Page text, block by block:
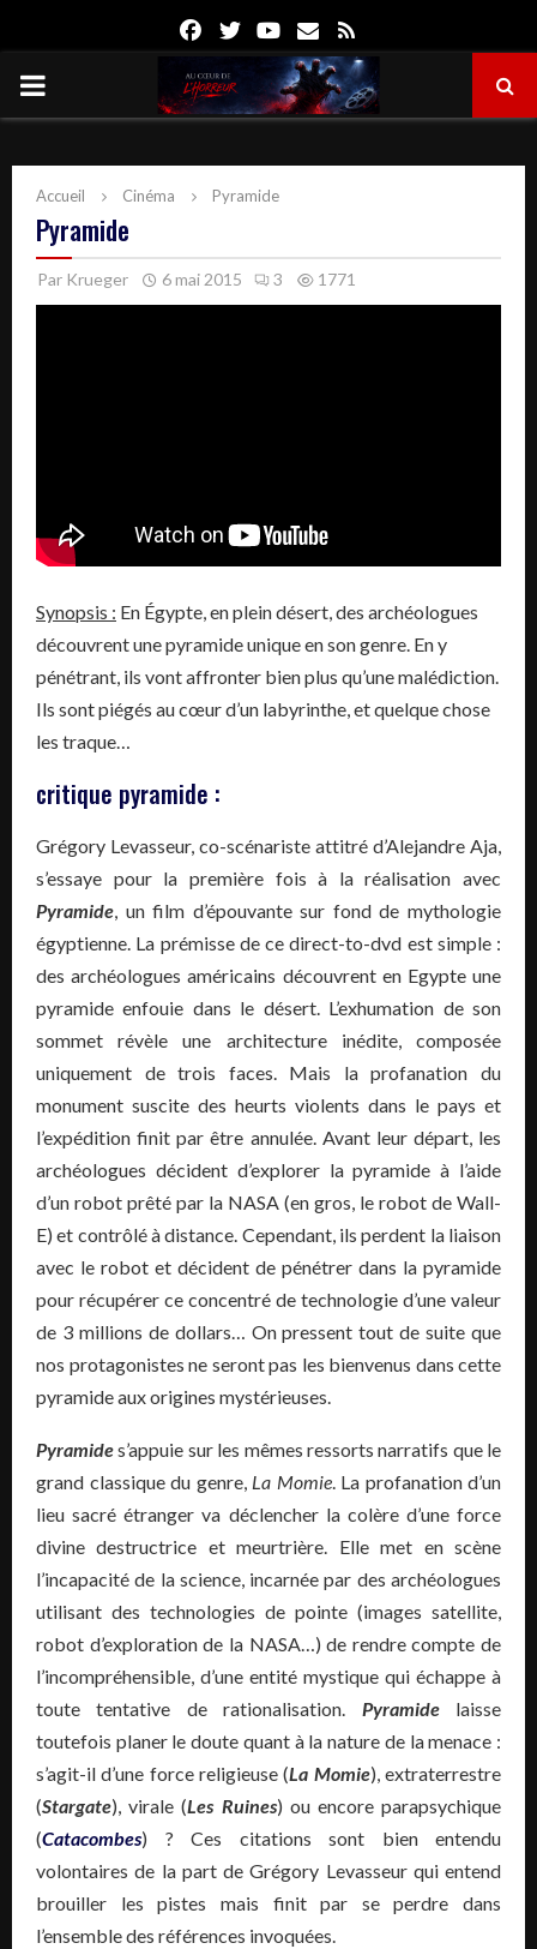
FacebookTwitterYoutube
Email
PRIMARY
Accueil Cinéma Pyramide
Pyramide
Par Krueger 6 mai 2015 3 1771
Synopsis : En Égypte, en plein désert, des archéologues
découvrent une pyramide unique en son genre. En y
pénétrant, ils vont affronter bien plus qu’une malédiction.
Ils sont piégés au cœur d’un labyrinthe, et quelque chose
les traque…
critique pyramide :
Grégory Levasseur, co-scénariste attitré d’Alejandre Aja,
s’essaye pour la première fois à la réalisation avec
Pyramide, un film d’épouvante sur fond de mythologie
égyptienne. La prémisse de ce direct-to-dvd est simple :
des archéologues américains découvrent en Egypte une
pyramide enfouie dans le désert. L’exhumation de son
sommet révèle une architecture inédite, composée
uniquement de trois faces. Mais la profanation du
monument suscite des heurts violents dans le pays et
l’expédition finit par être annulée. Avant leur départ, les
archéologues décident d’explorer la pyramide à l’aide
d’un robot prêté par la NASA (en gros, le robot de Wall-
E) et contrôlé à distance. Cependant, ils perdent la liaison
avec le robot et décident de pénétrer dans la pyramide
pour récupérer ce concentré de technologie d’une valeur
de 3 millions de dollars… On pressent tout de suite que
nos protagonistes ne seront pas les bienvenus dans cette
pyramide aux origines mystérieuses.
Pyramides’appuie sur les mêmes ressorts narratifs que le
grand classique du genre, La Momie. La profanation d’un
lieu sacré étranger va déclencher la colère d’une force
divine destructrice et meurtrière. Elle met en scène
l’incapacité de la science, incarnée par des archéologues
utilisant des technologies de pointe (images satellite,
robot d’exploration de la NASA…) de rendre compte de
l’incompréhensible, d’une entité mystique qui échappe à
toute tentative de rationalisation. Pyramidelaisse
toutefois planer le doute quant à la nature de la menace :
s’agit-il d’une force religieuse (La Momie), extraterrestre
(Stargate), virale (Les Ruines) ou encore parapsychique
(Catacombes) ? Ces citations sont bien entendu
volontaires de la part de Grégory Levasseur qui entend
brouiller les pistes mais finit par se perdre dans
l’ensemble des références invoquées.